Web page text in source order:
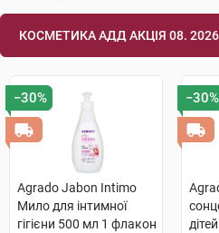
КОСМЕТИКА АДД АКЦІЯ 08. 2026
−30%
Agrado Jabon Intimo
Мило для інтимної
гігієни 500 мл 1 флакон
−30%